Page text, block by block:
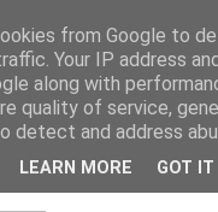
from Google to
Your IP address
along with
quality of service,
detect and address
LEARN MORE GOT IT